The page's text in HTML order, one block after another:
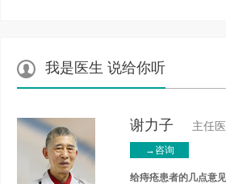
我是医生 说给你听
谢力子 主任
→咨询
给痔疮患者的几点意见